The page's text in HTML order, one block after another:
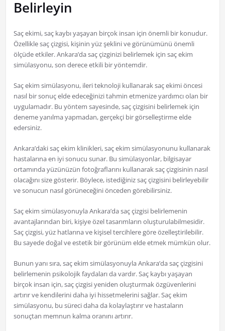
Belirleyin
Saç ekimi, saç kaybı yaşayan birçok insan için önemli bir konudur.
Özellikle saç çizgisi, kişinin yüz şeklini ve görünümünü önemli
ölçüde etkiler. Ankara’da saç çizginizi belirlemek için saç ekim
simülasyonu, son derece etkili bir yöntemdir.
Saç ekim simülasyonu, ileri teknoloji kullanarak saç ekimi öncesi
nasıl bir sonuç elde edeceğinizi tahmin etmenize yardımcı olan bir
uygulamadır. Bu yöntem sayesinde, saç çizgisini belirlemek için
deneme yanılma yapmadan, gerçekçi bir görselleştirme elde
edersiniz.
Ankara’daki saç ekim klinikleri, saç ekim simülasyonunu kullanarak
hastalarına en iyi sonucu sunar. Bu simülasyonlar, bilgisayar
ortamında yüzünüzün fotoğraflarını kullanarak saç çizgisinin nasıl
olacağını size gösterir. Böylece, istediğiniz saç çizgisini belirleyebilir
ve sonucun nasıl görüneceğini önceden görebilirsiniz.
Saç ekim simülasyonuyla Ankara’da saç çizgisi belirlemenin
avantajlarından biri, kişiye özel tasarımların oluşturulabilmesidir.
Saç çizgisi, yüz hatlarına ve kişisel tercihlere göre özelleştirilebilir.
Bu sayede doğal ve estetik bir görünüm elde etmek mümkün olur.
Bunun yanı sıra, saç ekim simülasyonuyla Ankara’da saç çizgisini
belirlemenin psikolojik faydaları da vardır. Saç kaybı yaşayan
birçok insan için, saç çizgisi yeniden oluşturmak özgüvenlerini
artırır ve kendilerini daha iyi hissetmelerini sağlar. Saç ekim
simülasyonu, bu süreci daha da kolaylaştırır ve hastaların
sonuçtan memnun kalma oranını artırır.